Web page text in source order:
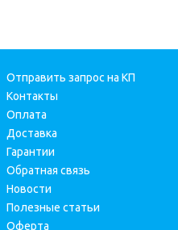
Отправить запрос на КП
Контакты
Оплата
Доставка
Гарантии
Обратная связь
Новости
Полезные статьи
Оферта